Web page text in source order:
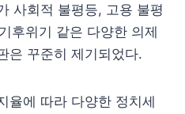
사회적 불평등, 고용 불평
후위기 같은 다양한 의제
은 꾸준히 제기되었다.
율에 따라 다양한 정치세